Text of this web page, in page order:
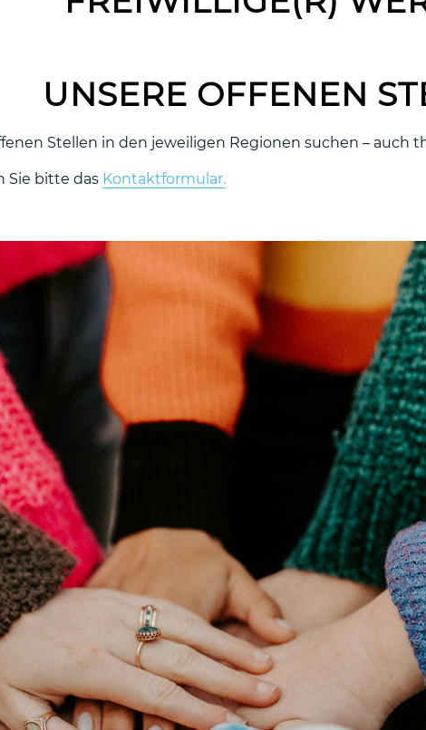
UNSERE OFFENEN
Stellen in den jeweiligen Regionen suchen – auch
Sie bitte das Kontaktformular.